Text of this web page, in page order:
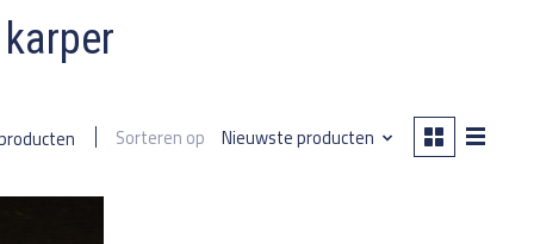
Sorteren op Nieuwste producten